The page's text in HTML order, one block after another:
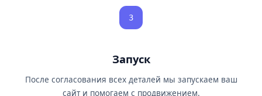
3
Запуск
После согласования всех деталей мы запускаем ваш
сайт и помогаем с продвижением.